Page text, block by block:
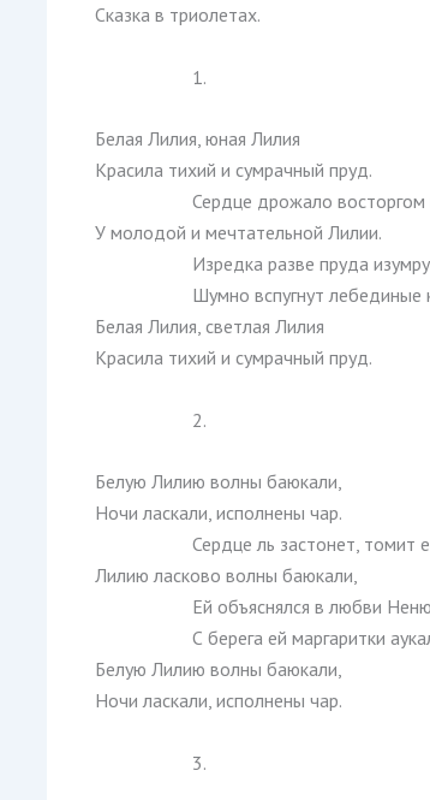
Сказка в триолетах.
1.
Белая Лилия, юная Лилия
Красила тихий и сумрачный пруд.
Сердце дрожало восторгом
У молодой и мечтательной Лилии.
Изредка разве пруда
Шумно вспугнут лебединые
Белая Лилия, светлая Лилия
Красила тихий и сумрачный пруд.
2.
Белую Лилию волны баюкали,
Ночи ласкали, исполнены чар.
Сердце ль застонет, томит
Лилию ласково волны баюкали,
Ей объяснялся в любви
С берега ей маргаритки
Белую Лилию волны баюкали,
Ночи ласкали, исполнены чар.
3.